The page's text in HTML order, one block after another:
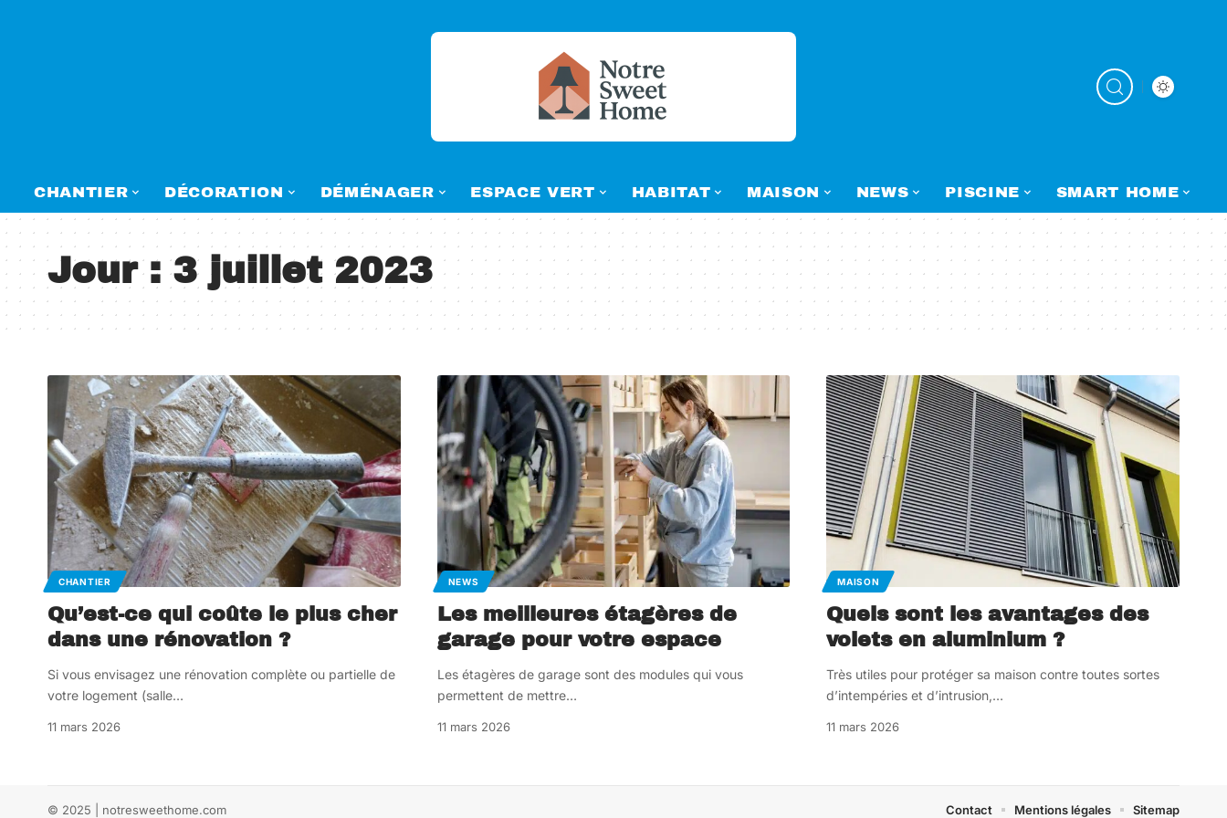
CHANTIER DÉCORATION DÉMÉNAGER ESPACE VERT HABITAT MAISON NEWS PISCINE SMART HOME
Jour :3 juillet 2023
CHANTIER
Qu’est-ce qui coûte le plus cher
dans une rénovation ?
Si vous envisagez une rénovation complète ou partielle de
votre logement (salle…
11 mars 2026
NEWS
Les meilleures étagères de
garage pour votre espace
Les étagères de garage sont des modules qui vous
permettent de mettre…
11 mars 2026
MAISON
Quels sont les avantages des
volets en aluminium ?
Très utiles pour protéger sa maison contre toutes sortes
d’intempéries et d’intrusion,…
11 mars 2026
© 2025 | notresweethome.com Contact Mentions légales Sitemap